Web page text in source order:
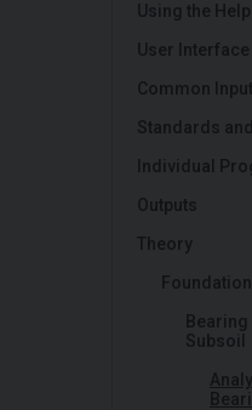
Using the Help
User Interface
Common Input
Standards
Individual
Outputs
Theory
Bearing
Subsoil